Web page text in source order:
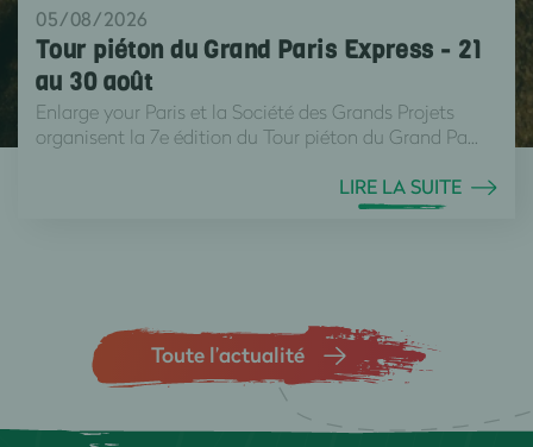
05/08/2026
Tour piéton du Grand Paris Express - 21
au 30 août
Enlarge your Paris et la Société des Grands Projets
organisent la 7e édition du Tour piéton du Grand Pa...
LIRE LA SUITE
Toute l’actualité